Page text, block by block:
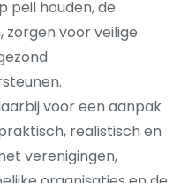
peil houden, de
voor veilige
voor een aanpak
realistisch en
verenigingen,